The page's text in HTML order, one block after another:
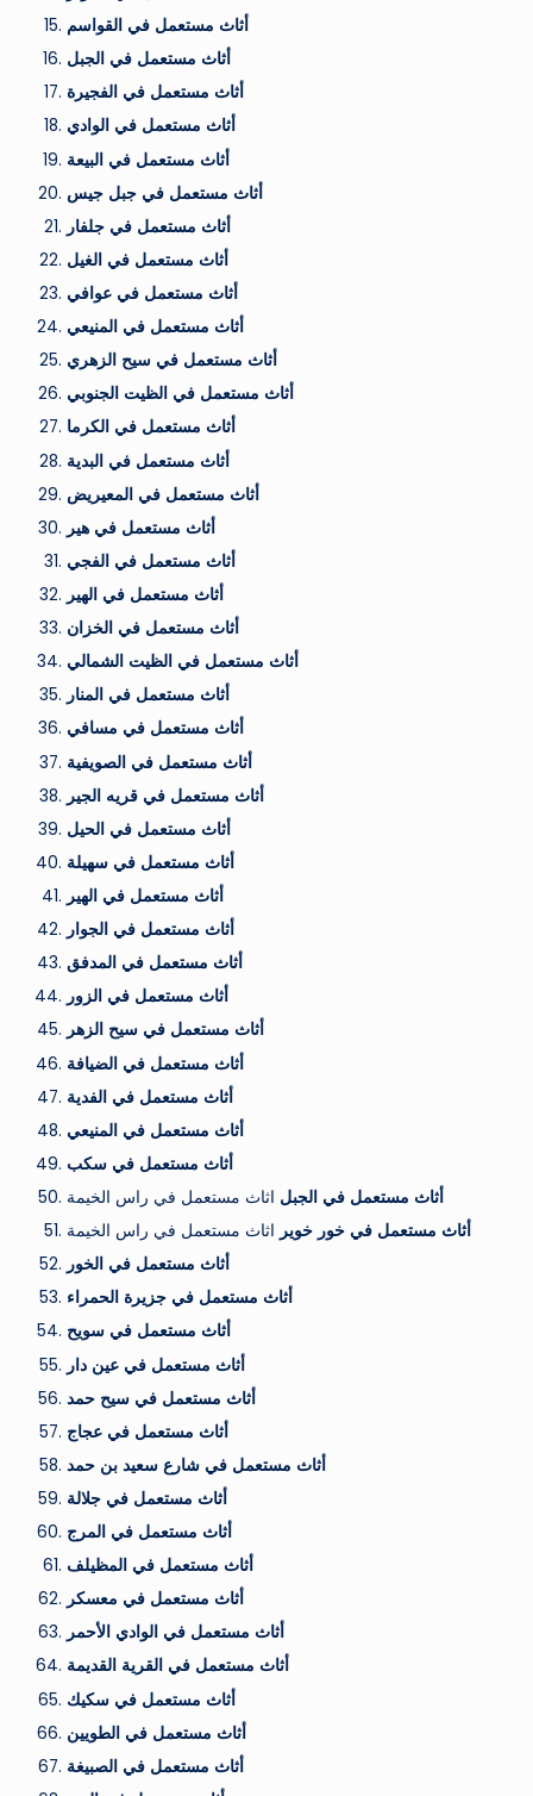
أثاث مستعمل في القواسم
أثاث مستعمل في الجبل
أثاث مستعمل في الفجيرة
أثاث مستعمل في الوادي
أثاث مستعمل في البيعة
أثاث مستعمل في جبل جيس
أثاث مستعمل في جلفار
أثاث مستعمل في الغيل
أثاث مستعمل في عوافي
أثاث مستعمل في المنيعي
أثاث مستعمل في سيح الزهري
أثاث مستعمل في الظيت الجنوبي
أثاث مستعمل في الكرما
أثاث مستعمل في البدية
أثاث مستعمل في المعيريض
أثاث مستعمل في هير
أثاث مستعمل في الفجي
أثاث مستعمل في الهير
أثاث مستعمل في الخزان
أثاث مستعمل في الظيت الشمالي
أثاث مستعمل في المنار
أثاث مستعمل في مسافي
أثاث مستعمل في الصويفية
أثاث مستعمل في قريه الجير
أثاث مستعمل في الحيل
أثاث مستعمل في سهيلة
أثاث مستعمل في الهير
أثاث مستعمل في الجوار
أثاث مستعمل في المدفق
أثاث مستعمل في الزور
أثاث مستعمل في سيح الزهر
أثاث مستعمل في الضيافة
أثاث مستعمل في الفدية
أثاث مستعمل في المنيعي
أثاث مستعمل في سكب
أثاث مستعمل في الجبل اثاث مستعمل في راس الخيمة
أثاث مستعمل في خور خوير اثاث مستعمل في راس الخيمة
أثاث مستعمل في الخور
أثاث مستعمل في جزيرة الحمراء
أثاث مستعمل في سويح
أثاث مستعمل في عين دار
أثاث مستعمل في سيح حمد
أثاث مستعمل في عجاج
أثاث مستعمل في شارع سعيد بن حمد
أثاث مستعمل في جلالة
أثاث مستعمل في المرج
أثاث مستعمل في المظيلف
أثاث مستعمل في معسكر
أثاث مستعمل في الوادي الأحمر
أثاث مستعمل في القرية القديمة
أثاث مستعمل في سكيك
أثاث مستعمل في الطويين
أثاث مستعمل في الصبيغة